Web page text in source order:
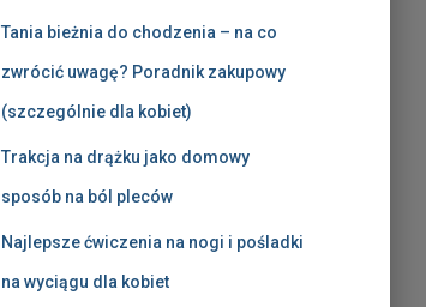
Tania bieżnia do chodzenia – na co
zwrócić uwagę? Poradnik zakupowy
(szczególnie dla kobiet)
Trakcja na drążku jako domowy
sposób na ból pleców
Najlepsze ćwiczenia na nogi i pośladki
na wyciągu dla kobiet